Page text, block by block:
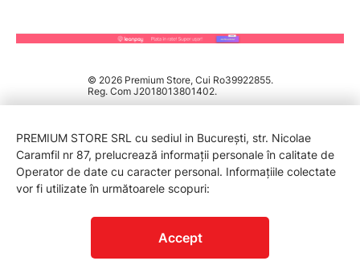
© 2026 Premium Store, Cui Ro39922855.
Reg. Com J2018013801402.
PREMIUM STORE SRL cu sediul in București, str. Nicolae
Caramfil nr 87, prelucrează informații personale în calitate de
Operator de date cu caracter personal. Informațiile colectate
vor fi utilizate în următoarele scopuri:
Accept